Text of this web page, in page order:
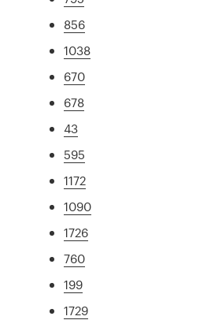
856
1038
670
678
43
595
1172
1090
1726
760
199
1729